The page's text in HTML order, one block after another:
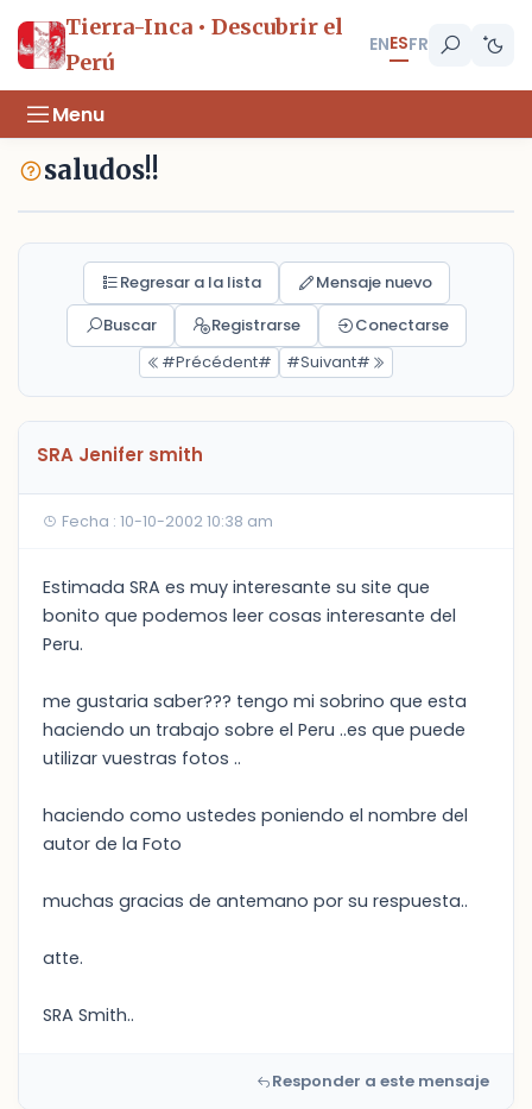
Tierra-Inca • Descubrir el
Perú
ENESFR
Menu
saludos!!
Regresar a la lista
Mensaje nuevo
Buscar
Registrarse
Conectarse
#Précédent#
#Suivant#
SRA Jenifer smith
Fecha : 10-10-2002 10:38 am
Estimada SRA es muy interesante su site que
bonito que podemos leer cosas interesante del
Peru.
me gustaria saber??? tengo mi sobrino que esta
haciendo un trabajo sobre el Peru ..es que puede
utilizar vuestras fotos ..
haciendo como ustedes poniendo el nombre del
autor de la Foto
muchas gracias de antemano por su respuesta..
atte.
SRA Smith..
Responder a este mensaje